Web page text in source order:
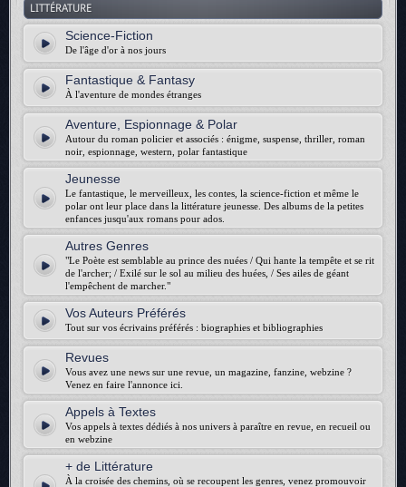
LITTÉRATURE
Science-Fiction
De l'âge d'or à nos jours
Fantastique & Fantasy
À l'aventure de mondes étranges
Aventure, Espionnage & Polar
Autour du roman policier et associés : énigme, suspense, thriller, roman
noir, espionnage, western, polar fantastique
Jeunesse
Le fantastique, le merveilleux, les contes, la science-fiction et même le
polar ont leur place dans la littérature jeunesse. Des albums de la petites
enfances jusqu'aux romans pour ados.
Autres Genres
"Le Poète est semblable au prince des nuées / Qui hante la tempête et se rit
de l'archer; / Exilé sur le sol au milieu des huées, / Ses ailes de géant
l'empêchent de marcher."
Vos Auteurs Préférés
Tout sur vos écrivains préférés : biographies et bibliographies
Revues
Vous avez une news sur une revue, un magazine, fanzine, webzine ?
Venez en faire l'annonce ici.
Appels à Textes
Vos appels à textes dédiés à nos univers à paraître en revue, en recueil ou
en webzine
+ de Littérature
À la croisée des chemins, où se recoupent les genres, venez promouvoir